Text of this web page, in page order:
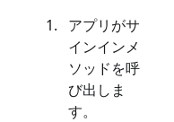
アプリがサ
インインメ
ソッドを呼
び出しま
す。